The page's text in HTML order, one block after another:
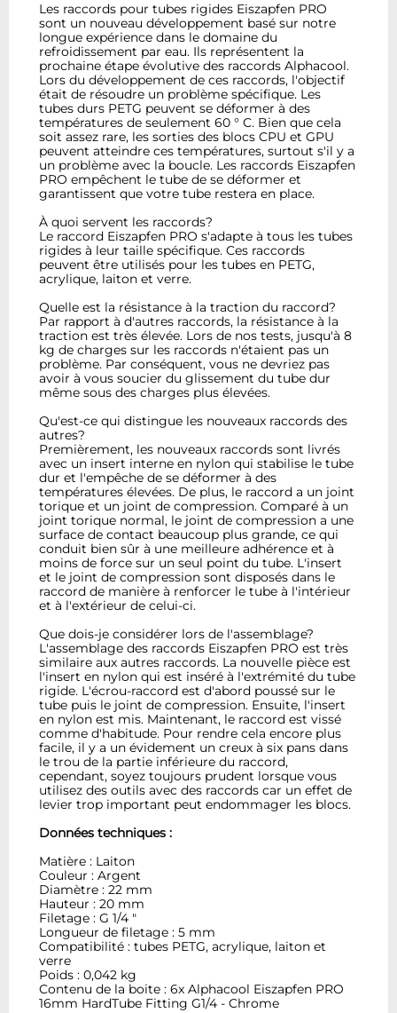
Les raccords pour tubes rigides Eiszapfen PRO
sont un nouveau développement basé sur notre
longue expérience dans le domaine du
refroidissement par eau. Ils représentent la
prochaine étape évolutive des raccords Alphacool.
Lors du développement de ces raccords, l'objectif
était de résoudre un problème spécifique. Les
tubes durs PETG peuvent se déformer à des
températures de seulement 60 ° C. Bien que cela
soit assez rare, les sorties des blocs CPU et GPU
peuvent atteindre ces températures, surtout s'il y a
un problème avec la boucle. Les raccords Eiszapfen
PRO empêchent le tube de se déformer et
garantissent que votre tube restera en place.
À quoi servent les raccords?
Le raccord Eiszapfen PRO s'adapte à tous les tubes
rigides à leur taille spécifique. Ces raccords
peuvent être utilisés pour les tubes en PETG,
acrylique, laiton et verre.
Quelle est la résistance à la traction du raccord?
Par rapport à d'autres raccords, la résistance à la
traction est très élevée. Lors de nos tests, jusqu'à 8
kg de charges sur les raccords n'étaient pas un
problème. Par conséquent, vous ne devriez pas
avoir à vous soucier du glissement du tube dur
même sous des charges plus élevées.
Qu'est-ce qui distingue les nouveaux raccords des
autres?
Premièrement, les nouveaux raccords sont livrés
avec un insert interne en nylon qui stabilise le tube
dur et l'empêche de se déformer à des
températures élevées. De plus, le raccord a un joint
torique et un joint de compression. Comparé à un
joint torique normal, le joint de compression a une
surface de contact beaucoup plus grande, ce qui
conduit bien sûr à une meilleure adhérence et à
moins de force sur un seul point du tube. L'insert
et le joint de compression sont disposés dans le
raccord de manière à renforcer le tube à l'intérieur
et à l'extérieur de celui-ci.
Que dois-je considérer lors de l'assemblage?
L'assemblage des raccords Eiszapfen PRO est très
similaire aux autres raccords. La nouvelle pièce est
l'insert en nylon qui est inséré à l'extrémité du tube
rigide. L'écrou-raccord est d'abord poussé sur le
tube puis le joint de compression. Ensuite, l'insert
en nylon est mis. Maintenant, le raccord est vissé
comme d'habitude. Pour rendre cela encore plus
facile, il y a un évidement un creux à six pans dans
le trou de la partie inférieure du raccord,
cependant, soyez toujours prudent lorsque vous
utilisez des outils avec des raccords car un effet de
levier trop important peut endommager les blocs.
Données techniques :
Matière : Laiton
Couleur : Argent
Diamètre : 22 mm
Hauteur : 20 mm
Filetage : G 1/4 "
Longueur de filetage : 5 mm
Compatibilité : tubes PETG, acrylique, laiton et
verre
Poids : 0,042 kg
Contenu de la boite : 6x Alphacool Eiszapfen PRO
16mm HardTube Fitting G1/4 - Chrome